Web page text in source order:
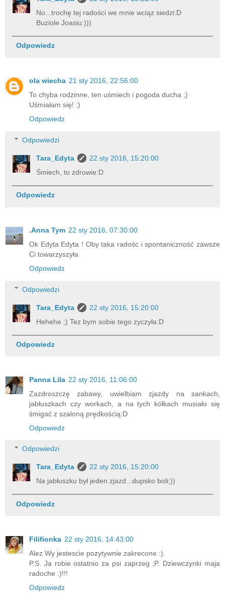
No...trochę tej radości we mnie wciąz siedzi:D
Buziole Joasiu:)))
Odpowiedz
ola wiecha 21 sty 2016, 22:56:00
To chyba rodzinne, ten uśmiech i pogoda ducha ;)
Uśmiałam się! ;)
Odpowiedz
Odpowiedzi
Tara_Edyta
22 sty 2016, 15:20:00
Śmiech, to zdrowie:D
Odpowiedz
.Anna Tym 22 sty 2016, 07:30:00
Ok Edyta Edyta ! Oby taka radośc i spontaniczność zawsze
Ci towarzyszyła
Odpowiedz
Odpowiedzi
Tara_Edyta
22 sty 2016, 15:20:00
Hehehe ;) Tez bym sobie tego zyczyła:D
Odpowiedz
Panna Lila 22 sty 2016, 11:06:00
Zazdroszczę zabawy, uwielbiam zjazdy na sankach,
jabłuszkach czy workach, a na tych kółkach musiało się
śmigać z szaloną prędkością:D
Odpowiedz
Odpowiedzi
Tara_Edyta
22 sty 2016, 15:20:00
Na jabłuszku był jeden zjazd...dupsko boli;))
Odpowiedz
Filifionka 22 sty 2016, 14:43:00
Alez Wy jestescie pozytywnie zakrecone :).
P.S. Ja robie ostatnio za psi zaprzeg ;P. Dziewczynki maja
radoche :)!!!
Odpowiedz